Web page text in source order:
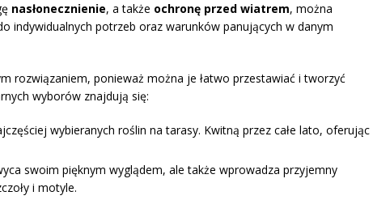
nasłonecznienie, a także ochronę przed wiatrem, można
indywidualnych potrzeb oraz warunków panujących w danym
rozwiązaniem, ponieważ można je łatwo przestawiać i tworzyć
wyborów znajdują się:
wybieranych roślin na tarasy. Kwitną przez całe lato, oferując
swoim pięknym wyglądem, ale także wprowadza przyjemny
i motyle.